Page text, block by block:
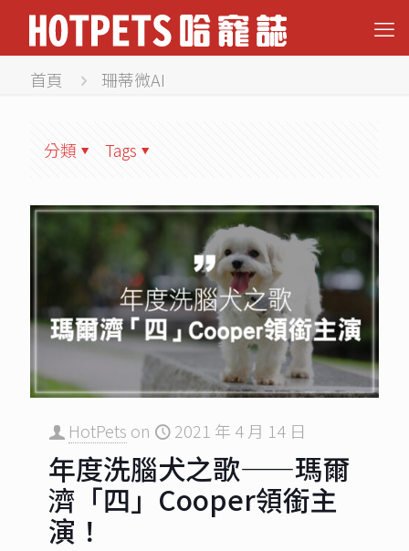
首頁 珊蒂微AI
分類 Tags
HotPets on 2021 年 4 月 14 日
年度洗腦犬之歌——瑪爾
濟「四」Cooper領銜主
演！